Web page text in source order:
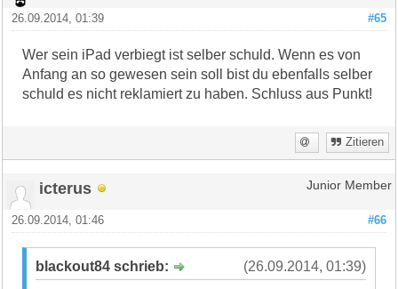
#65
26.09.2014, 01:39
Wer sein iPad verbiegt ist selber schuld. Wenn es von
Anfang an so gewesen sein soll bist du ebenfalls selber
schuld es nicht reklamiert zu haben. Schluss aus Punkt!
Zitieren
icterus Junior Member
#66
26.09.2014, 01:46
(26.09.2014, 01:39)
blackout84 schrieb: